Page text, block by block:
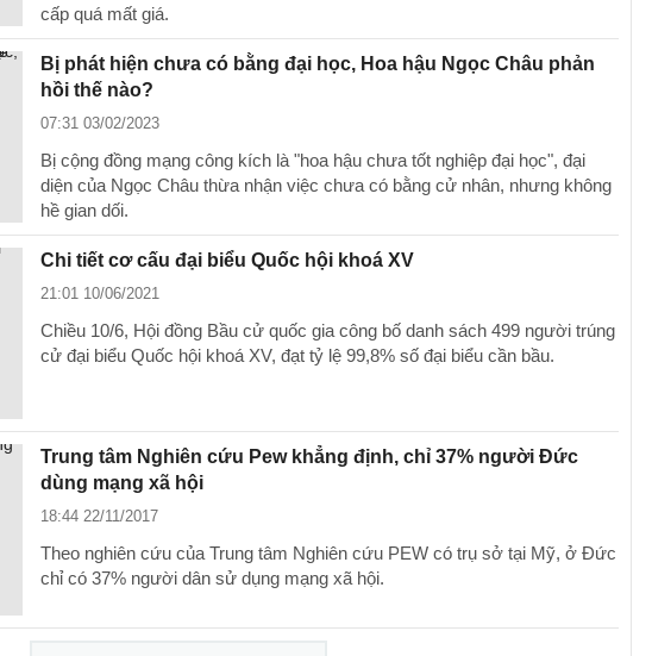
cấp quá mất giá.
Bị phát hiện chưa có bằng đại học, Hoa hậu Ngọc Châu phản
hồi thế nào?
07:31 03/02/2023
Bị cộng đồng mạng công kích là "hoa hậu chưa tốt nghiệp đại học", đại
diện của Ngọc Châu thừa nhận việc chưa có bằng cử nhân, nhưng không
hề gian dối.
Chi tiết cơ cấu đại biểu Quốc hội khoá XV
21:01 10/06/2021
Chiều 10/6, Hội đồng Bầu cử quốc gia công bố danh sách 499 người trúng
cử đại biểu Quốc hội khoá XV, đạt tỷ lệ 99,8% số đại biểu cần bầu.
Trung tâm Nghiên cứu Pew khẳng định, chỉ 37% người Đức
dùng mạng xã hội
18:44 22/11/2017
Theo nghiên cứu của Trung tâm Nghiên cứu PEW có trụ sở tại Mỹ, ở Đức
chỉ có 37% người dân sử dụng mạng xã hội.